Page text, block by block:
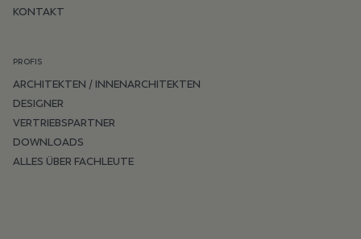
KONTAKT
PROFIS
ARCHITEKTEN / INNENARCHITEKTEN
DESIGNER
VERTRIEBSPARTNER
DOWNLOADS
ALLES ÜBER FACHLEUTE